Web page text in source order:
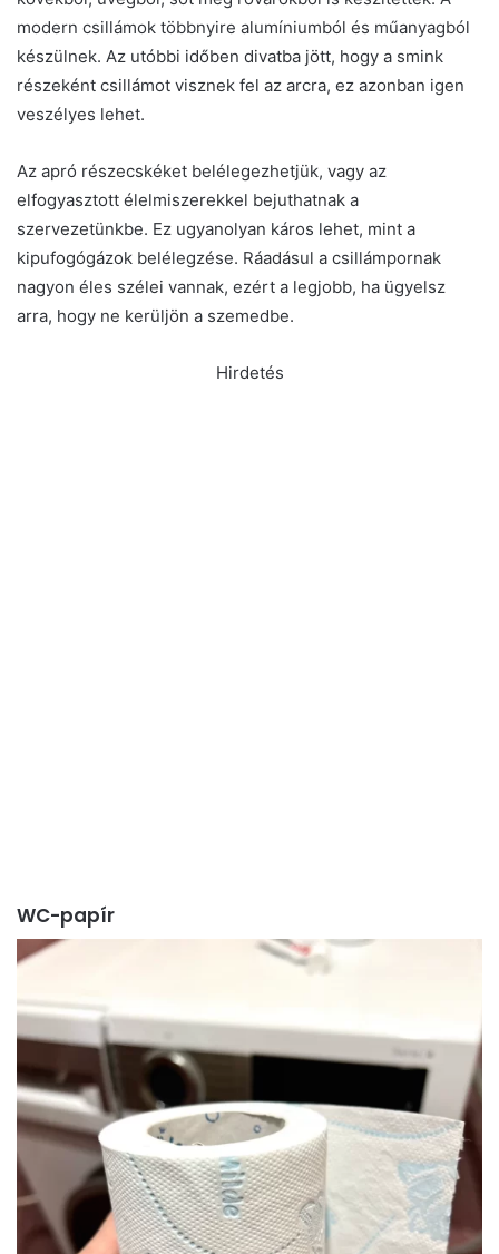
modern csillámok többnyire alumíniumból és műanyagból
készülnek. Az utóbbi időben divatba jött, hogy a smink
részeként csillámot visznek fel az arcra, ez azonban igen
veszélyes lehet.
Az apró részecskéket belélegezhetjük, vagy az
elfogyasztott élelmiszerekkel bejuthatnak a
szervezetünkbe. Ez ugyanolyan káros lehet, mint a
kipufogógázok belélegzése. Ráadásul a csillámpornak
nagyon éles szélei vannak, ezért a legjobb, ha ügyelsz
arra, hogy ne kerüljön a szemedbe.
Hirdetés
WC-papír